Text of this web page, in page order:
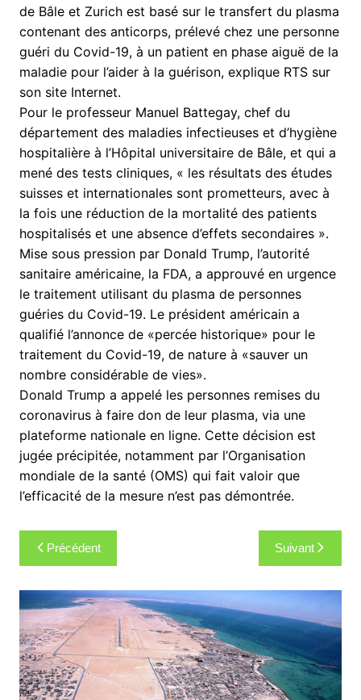
de Bâle et Zurich est basé sur le transfert du plasma
contenant des anticorps, prélevé chez une personne
guéri du Covid-19, à un patient en phase aiguë de la
maladie pour l’aider à la guérison, explique RTS sur
son site Internet.
Pour le professeur Manuel Battegay, chef du
département des maladies infectieuses et d’hygiène
hospitalière à l’Hôpital universitaire de Bâle, et qui a
mené des tests cliniques, « les résultats des études
suisses et internationales sont prometteurs, avec à
la fois une réduction de la mortalité des patients
hospitalisés et une absence d’effets secondaires ».
Mise sous pression par Donald Trump, l’autorité
sanitaire américaine, la FDA, a approuvé en urgence
le traitement utilisant du plasma de personnes
guéries du Covid-19. Le président américain a
qualifié l’annonce de «percée historique» pour le
traitement du Covid-19, de nature à «sauver un
nombre considérable de vies».
Donald Trump a appelé les personnes remises du
coronavirus à faire don de leur plasma, via une
plateforme nationale en ligne. Cette décision est
jugée précipitée, notamment par l’Organisation
mondiale de la santé (OMS) qui fait valoir que
l’efficacité de la mesure n’est pas démontrée.
Navigation
de
l’article
Précédent Suivant